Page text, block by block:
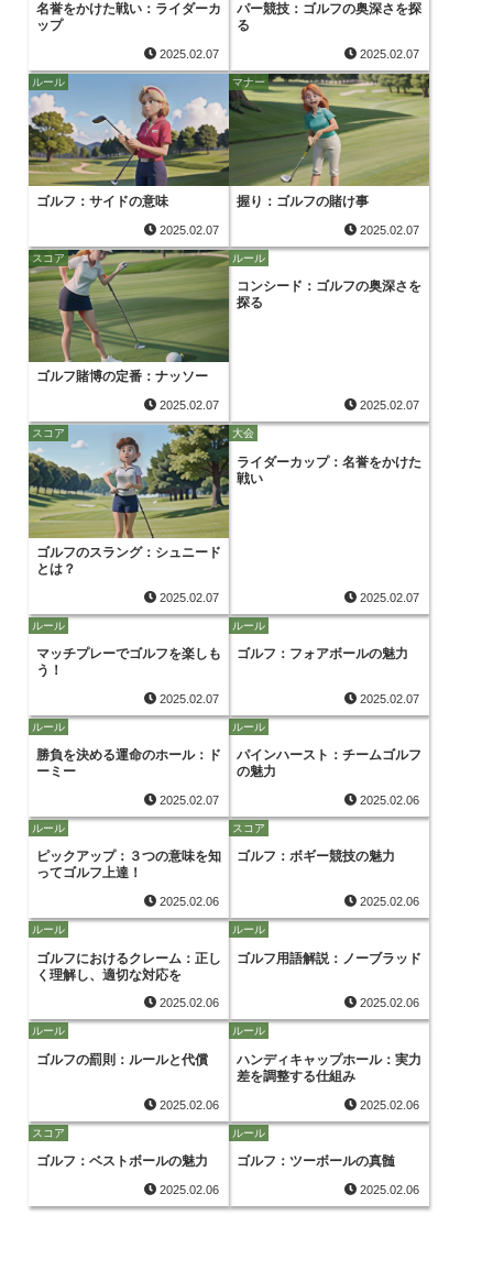
名誉をかけた戦い：ライダーカ
ップ
2025.02.07
パー競技：ゴルフの奥深さを探
る
2025.02.07
ルール
ゴルフ：サイドの意味
2025.02.07
マナー
握り：ゴルフの賭け事
2025.02.07
スコア
ゴルフ賭博の定番：ナッソー
2025.02.07
ルール
コンシード：ゴルフの奥深さを
探る
2025.02.07
スコア
ゴルフのスラング：シュニード
とは？
2025.02.07
大会
ライダーカップ：名誉をかけた
戦い
2025.02.07
ルール
マッチプレーでゴルフを楽しも
う！
2025.02.07
ルール
ゴルフ：フォアボールの魅力
2025.02.07
ルール
勝負を決める運命のホール：ド
ーミー
2025.02.07
ルール
パインハースト：チームゴルフ
の魅力
2025.02.06
ルール
ピックアップ：３つの意味を知
ってゴルフ上達！
2025.02.06
スコア
ゴルフ：ボギー競技の魅力
2025.02.06
ルール
ゴルフにおけるクレーム：正し
く理解し、適切な対応を
2025.02.06
ルール
ゴルフ用語解説：ノーブラッド
2025.02.06
ルール
ゴルフの罰則：ルールと代償
2025.02.06
ルール
ハンディキャップホール：実力
差を調整する仕組み
2025.02.06
スコア
ゴルフ：ベストボールの魅力
2025.02.06
ルール
ゴルフ：ツーボールの真髄
2025.02.06